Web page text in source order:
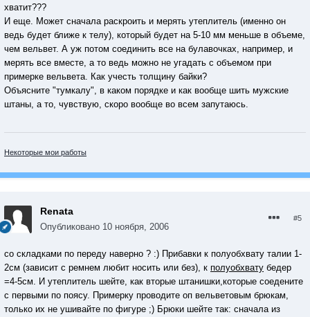
хватит???
И еще. Может сначала раскроить и мерять утеплитель (именно он
ведь будет ближе к телу), который будет на 5-10 мм меньше в объеме,
чем вельвет. А уж потом соединить все на булавочках, например, и
мерять все вместе, а то ведь можно не угадать с объемом при
примерке вельвета. Как учесть толщину байки?
Объясните "тумкалу", в каком порядке и как вообще шить мужские
штаны, а то, чувствую, скоро вообще во всем запутаюсь.
Некоторые мои работы
Renata
Опубликовано 10 ноября, 2006
#5
со складками по переду наверно ? :) Прибавки к полуобхвату талии 1-
2см (зависит с ремнем любит носить или без), к полуобхвату бедер
=4-5см. И утеплитель шейте, как вторые штанишки,которые соедените
с первыми по поясу. Примерку проводите оп вельветовым брюкам,
только их не ушивайте по фигуре ;) Брюки шейте так: сначала из